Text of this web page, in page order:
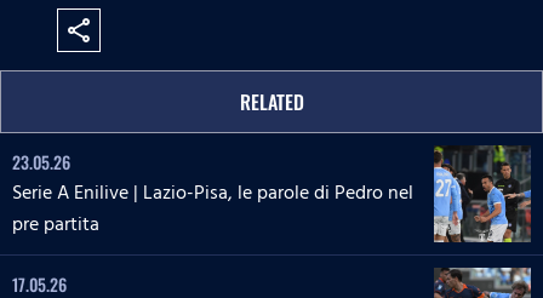
share
RELATED
23.05.26
Serie A Enilive | Lazio-Pisa, le parole di Pedro nel
pre partita
17.05.26